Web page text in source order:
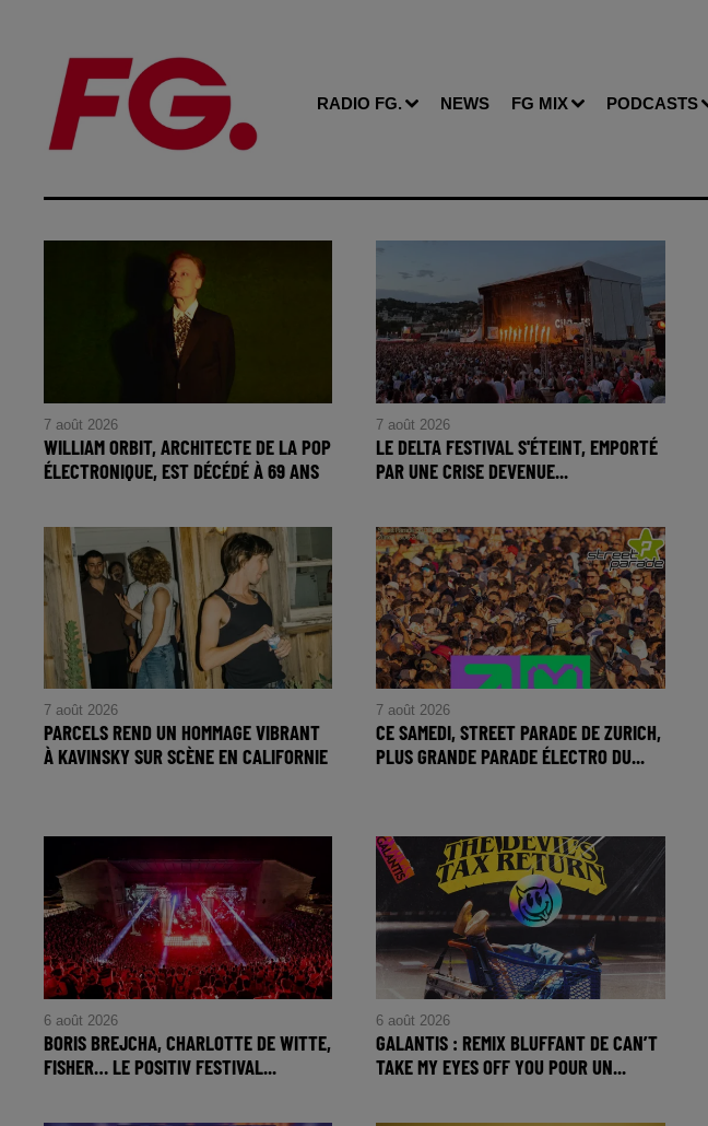
RADIO FG. NEWS FG MIX PODCASTS
7 août 2026
WILLIAM ORBIT, ARCHITECTE DE LA POP
ÉLECTRONIQUE, EST DÉCÉDÉ À 69 ANS
Hommage à un visionnaire.
7 août 2026
LE DELTA FESTIVAL S'ÉTEINT, EMPORTÉ
PAR UNE CRISE DEVENUE...
insurmontable.
7 août 2026
PARCELS REND UN HOMMAGE VIBRANT
À KAVINSKY SUR SCÈNE EN CALIFORNIE
Nightcall en Californie.
7 août 2026
CE SAMEDI, STREET PARADE DE ZURICH,
PLUS GRANDE PARADE ÉLECTRO DU...
artistes à découvrir!
6 août 2026
BORIS BREJCHA, CHARLOTTE DE WITTE,
FISHER… LE POSITIV FESTIVAL...
6 août 2026
GALANTIS : REMIX BLUFFANT DE CAN’T
TAKE MY EYES OFF YOU POUR UN...